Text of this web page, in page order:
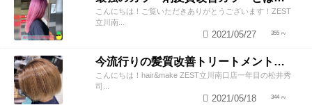
こんにちは！ご覧いただきありがとうございます！ZEST
立川南...
355
2021/05/27
今流行りの髪質改善トリートメントはメンズもできる！？
こんにちは！hair&make ZEST立川南口店一年目の松井秀
司...
344
2021/05/18